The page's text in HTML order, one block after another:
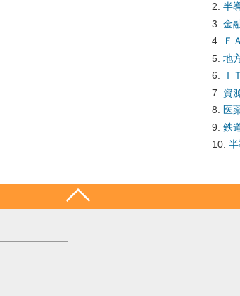
半
金
Ｆ
地
Ｉ
資
医
鉄